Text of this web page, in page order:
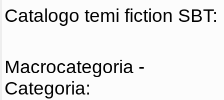
Catalogo temi fiction SBT:
Macrocategoria -
Categoria: